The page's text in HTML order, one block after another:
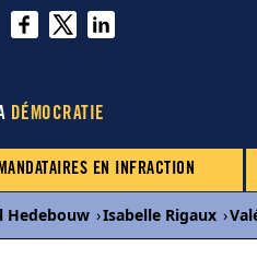
DÉMOCRATIE
MANDATAIRES EN INFRACTION
Hedebouw ›Isabelle Rigaux ›